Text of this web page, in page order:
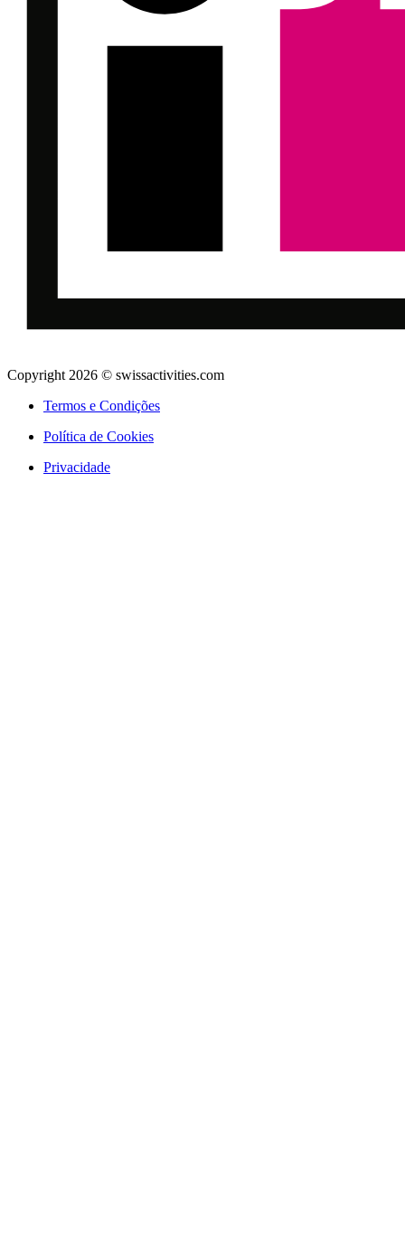
Copyright 2026 © swissactivities.com
Termos e Condições
Política de Cookies
Privacidade